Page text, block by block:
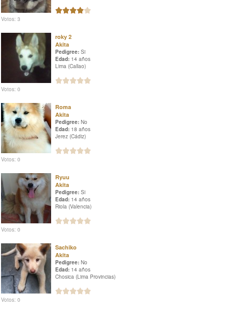
Votos: 3
roky 2
Akita
Pedigree: Si
Edad: 14 años
Lima (Callao)
Votos: 0
Roma
Akita
Pedigree: No
Edad: 18 años
Jerez (Cádiz)
Votos: 0
Ryuu
Akita
Pedigree: Si
Edad: 14 años
Riola (Valencia)
Votos: 0
Sachiko
Akita
Pedigree: No
Edad: 14 años
Chosica (Lima Provincias)
Votos: 0